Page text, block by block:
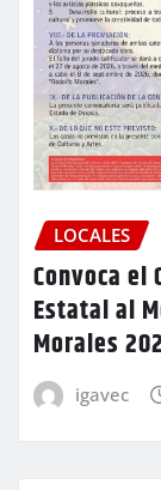
LOCALES
Convoca el
Estatal al
Morales
igavec